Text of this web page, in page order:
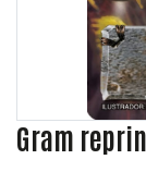
Gram